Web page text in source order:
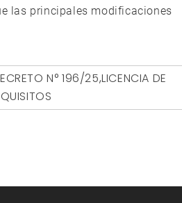
las principales modificaciones
N° 196/25,LICENCIA DE